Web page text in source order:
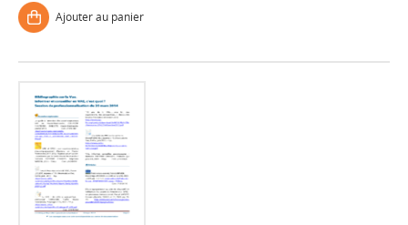
Ajouter au panier